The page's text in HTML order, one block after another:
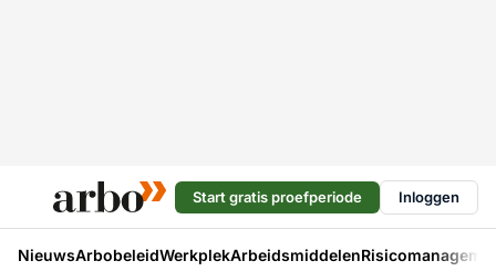
Start gratis proefperiode Inloggen
NieuwsArbobeleidWerkplekArbeidsmiddelen